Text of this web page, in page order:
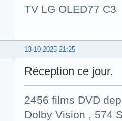
TV LG OLED77 C3
13-10-2025 21:25
Réception ce jour.
2456 films DVD
Dolby Vision , 574